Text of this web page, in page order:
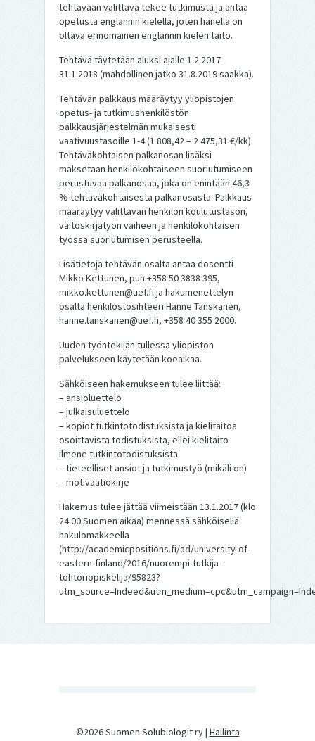
tehtävään valittava tekee tutkimusta ja antaa
opetusta englannin kielellä, joten hänellä on
oltava erinomainen englannin kielen taito.
Tehtävä täytetään aluksi ajalle 1.2.2017–
31.1.2018 (mahdollinen jatko 31.8.2019 saakka).
Tehtävän palkkaus määräytyy yliopistojen
opetus- ja tutkimushenkilöstön
palkkausjärjestelmän mukaisesti
vaativuustasoille 1-4 (1 808,42 – 2 475,31 €/kk).
Tehtäväkohtaisen palkanosan lisäksi
maksetaan henkilökohtaiseen suoriutumiseen
perustuvaa palkanosaa, joka on enintään 46,3
% tehtäväkohtaisesta palkanosasta. Palkkaus
määräytyy valittavan henkilön koulutustason,
väitöskirjatyön vaiheen ja henkilökohtaisen
työssä suoriutumisen perusteella.
Lisätietoja tehtävän osalta antaa dosentti
Mikko Kettunen, puh.+358 50 3838 395,
mikko.kettunen@uef.fi ja hakumenettelyn
osalta henkilöstösihteeri Hanne Tanskanen,
hanne.tanskanen@uef.fi, +358 40 355 2000.
Uuden työntekijän tullessa yliopiston
palvelukseen käytetään koeaikaa.
Sähköiseen hakemukseen tulee liittää:
– ansioluettelo
– julkaisuluettelo
– kopiot tutkintotodistuksista ja kielitaitoa
osoittavista todistuksista, ellei kielitaito
ilmene tutkintotodistuksista
– tieteelliset ansiot ja tutkimustyö (mikäli on)
– motivaatiokirje
Hakemus tulee jättää viimeistään 13.1.2017 (klo
24.00 Suomen aikaa) mennessä sähköisellä
hakulomakkeella
(http://academicpositions.fi/ad/university-of-
eastern-finland/2016/nuorempi-tutkija-
tohtoriopiskelija/95823?
©2026 Suomen Solubiologit ry | Hallinta